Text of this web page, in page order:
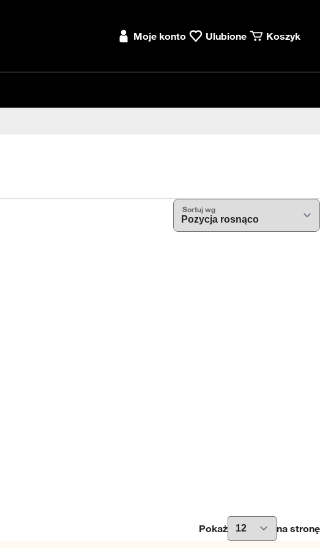
Moje konto Ulubione Koszyk
Sortuj wg
Pokaż na stronę